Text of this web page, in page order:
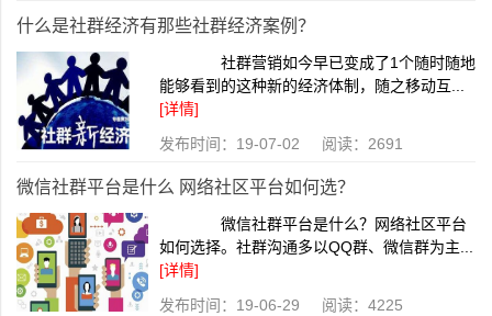
什么是社群经济有那些社群经济案例？
社群营销如今早已变成了1个随时随地
能够看到的这种新的经济体制，随之移动互...
[详情]
发布时间：19-07-02 阅读：2691
微信社群平台是什么 网络社区平台如何选？
微信社群平台是什么？网络社区平台
如何选择。社群沟通多以QQ群、微信群为主...
[详情]
发布时间：19-06-29 阅读：4225